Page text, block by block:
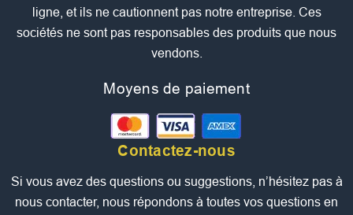
ligne, et ils ne cautionnent pas notre entreprise. Ces
sociétés ne sont pas responsables des produits que nous
vendons.
Moyens de paiement
Contactez-nous
Si vous avez des questions ou suggestions, n’hésitez pas à
nous contacter, nous répondons à toutes vos questions en